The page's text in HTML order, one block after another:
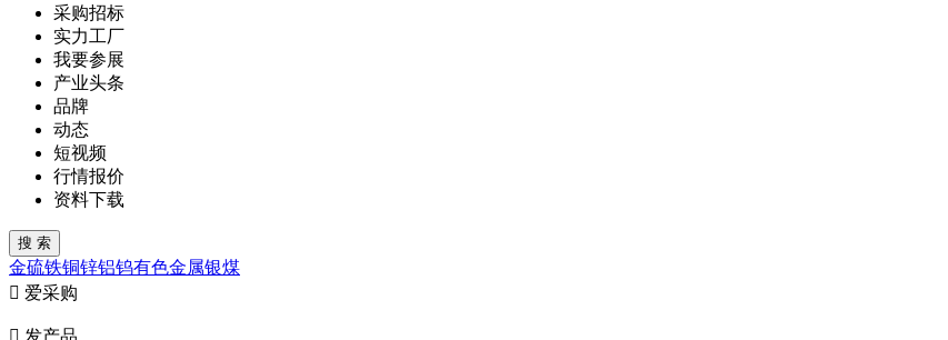
采购招标
实力工厂
我要参展
产业头条
品牌
动态
短视频
行情报价
资料下载
金硫铁铜锌铝钨有色金属银煤
 爱采购
 发产品